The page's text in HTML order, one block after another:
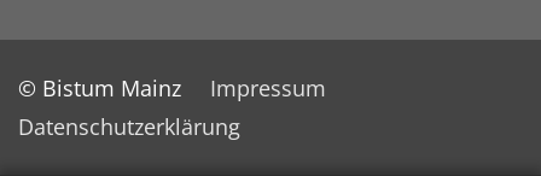
© Bistum Mainz
Impressum
Datenschutzerklärung